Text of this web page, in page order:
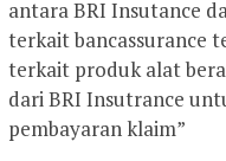
antara BRI Insutance
terkait bancassurance
terkait produk alat
dari BRI Insutrance
pembayaran klaim”